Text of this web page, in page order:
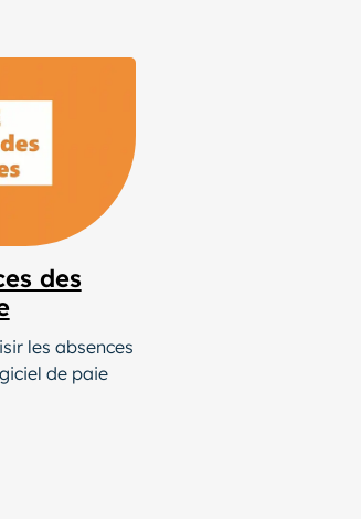
des
les absences
de paie